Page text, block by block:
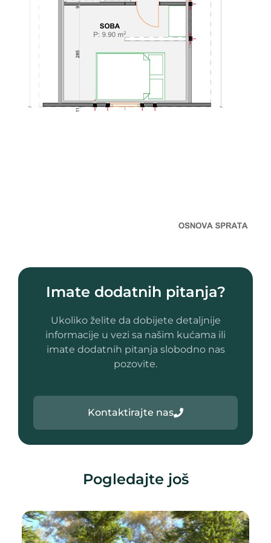
Imate dodatnih pitanja?
Ukoliko želite da dobijete detaljnije
informacije u vezi sa našim kućama ili
imate dodatnih pitanja slobodno nas
pozovite.
Kontaktirajte nas
Pogledajte još
Kategorija A frame